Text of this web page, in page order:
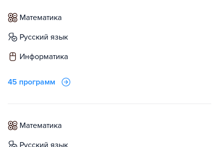
математика
русский язык
информатика
45 программ
математика
русский язык